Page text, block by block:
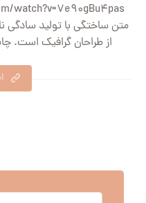
متن ساختگی با تولید سادگی
از طراحان گرافیک است.